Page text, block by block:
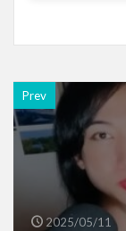
Prev
2025/05/11